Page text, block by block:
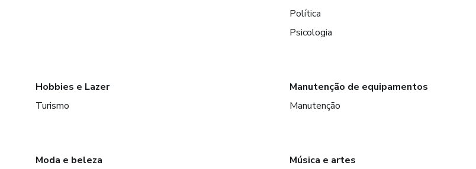
Política
Psicologia
Hobbies e Lazer
Turismo
Manutenção de equipamentos
Manutenção
Moda e beleza
Música e artes